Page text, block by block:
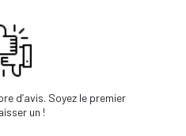
d’avis. Soyez le premier
un !